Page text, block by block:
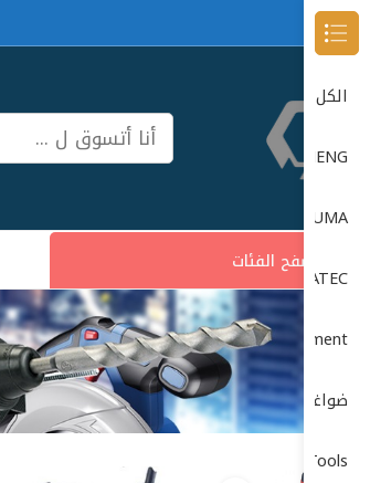
تصفح الفئات
الكل
DONG CHENG دون شون
DUMA
DUMATEC
Garage Equipment (معدات الورش)
ضواغط الهواء (Air Compressors)
Power Tools (الأدوات الكهربائية)